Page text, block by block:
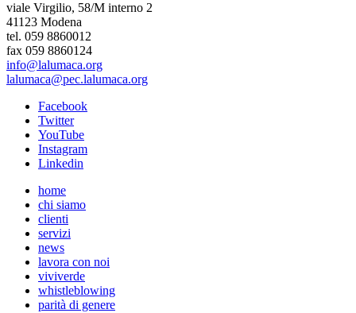
viale Virgilio, 58/M interno 2
41123 Modena
tel. 059 8860012
fax 059 8860124
info@lalumaca.org
lalumaca@pec.lalumaca.org
Facebook
Twitter
YouTube
Instagram
Linkedin
home
chi siamo
clienti
servizi
news
lavora con noi
viviverde
whistleblowing
parità di genere